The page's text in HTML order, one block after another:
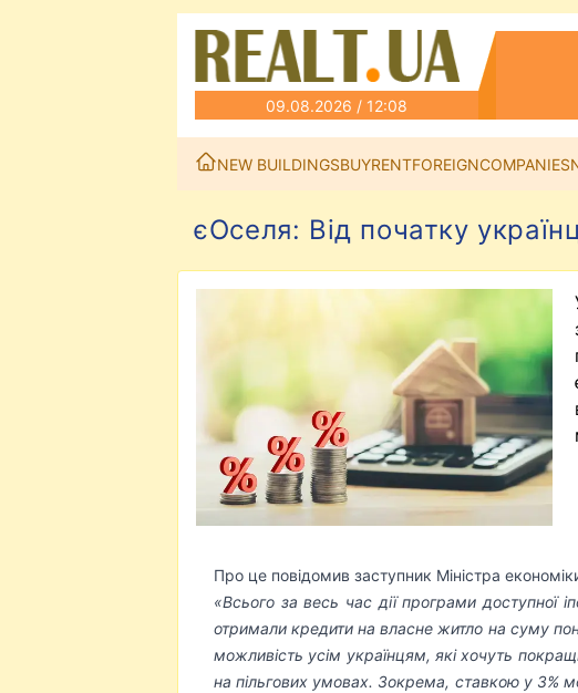
09.08.2026 / 12:08
NEW BUILDINGSBUYRENTFOREIGNCOMPANIES
єОселя: Від початку
Про це повідомив заступник Міністра
«Всього за весь час дії програми доступної
отримали кредити на власне житло на суму
можливість усім українцям, які хочуть
на пільгових умовах. Зокрема, ставкою у 3%